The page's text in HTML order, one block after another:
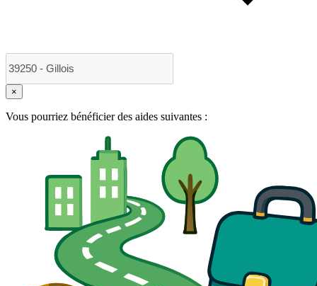
×
Vous pourriez bénéficier des aides suivantes :